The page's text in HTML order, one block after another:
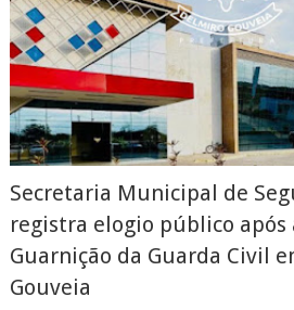
Secretaria Municipal de
registra elogio público após
Guarnição da Guarda Civil
Gouveia